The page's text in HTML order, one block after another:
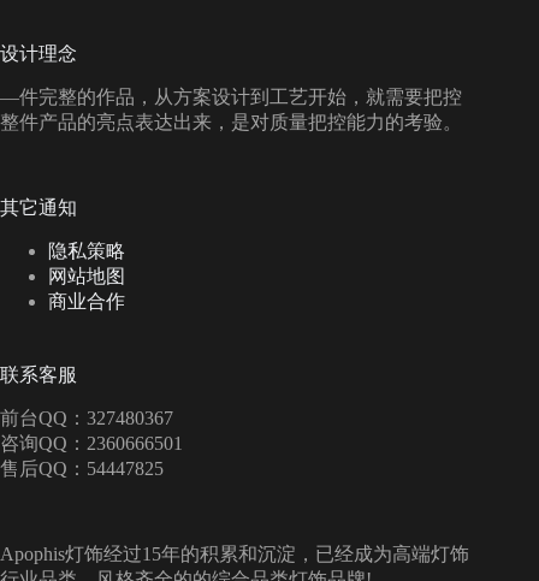
设计理念
—件完整的作品，从方案设计到工艺开始，就需要把控
整件产品的亮点表达出来，是对质量把控能力的考验。
其它通知
隐私策略
网站地图
商业合作
联系客服
前台QQ：327480367
咨询QQ：2360666501
售后QQ：54447825
Apophis灯饰经过15年的积累和沉淀，已经成为高端灯饰